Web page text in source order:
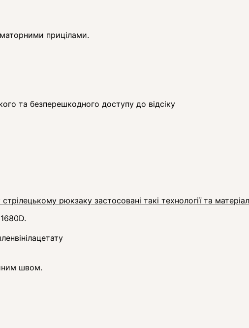
прицілами.
та безперешкодного доступу до відсіку
рюкзаку застосовані такі технології та
швом.